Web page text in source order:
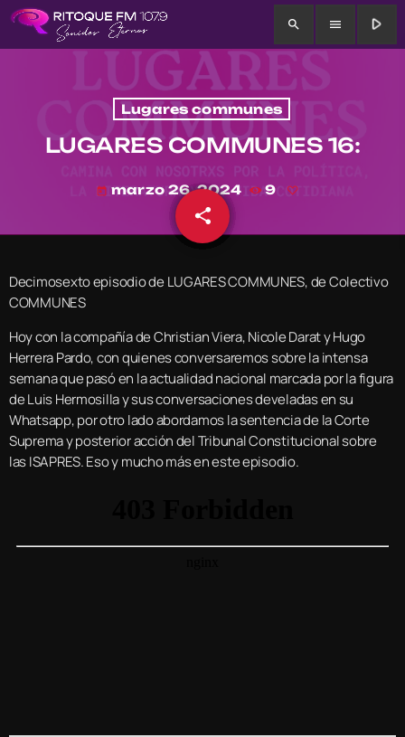
search menu play_arrow
Lugares communes
LUGARES COMMUNES 16:
today marzo 26, 2024 9
share
email
Decimosexto episodio de LUGARES COMMUNES, de Colectivo
COMMUNES
Hoy con la compañía de Christian Viera, Nicole Darat y Hugo
Herrera Pardo, con quienes conversaremos sobre la intensa
semana que pasó en la actualidad nacional marcada por la figura
de Luis Hermosilla y sus conversaciones develadas en su
Whatsapp, por otro lado abordamos la sentencia de la Corte
Suprema y posterior acción del Tribunal Constitucional sobre
las ISAPRES. Eso y mucho más en este episodio.